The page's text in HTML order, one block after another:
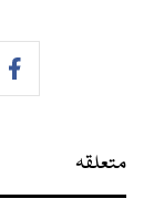
متعلقہ